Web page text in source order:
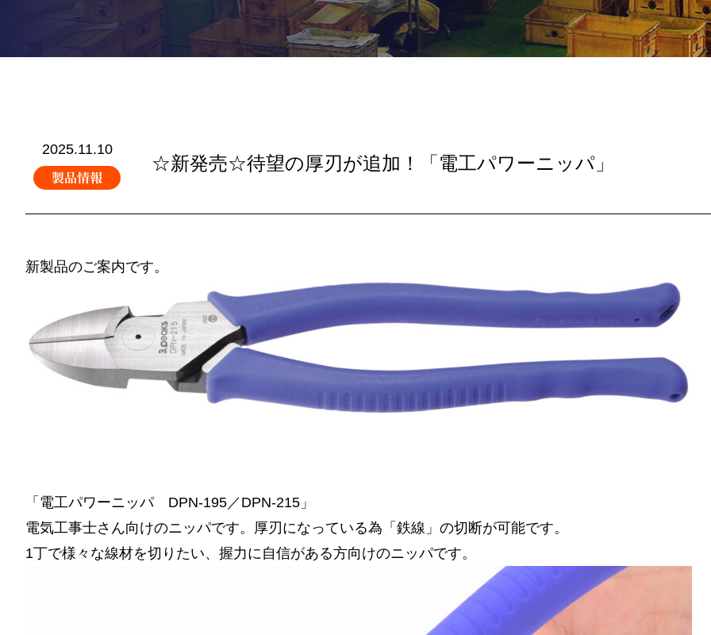
2025.11.10
製品情報
☆新発売☆待望の厚刃が追加！「電工パワーニッパ」
新製品のご案内です。
「電工パワーニッパ DPN-195／DPN-215」
電気工事士さん向けのニッパです。厚刃になっている為「鉄線」の切断が可能です。
1丁で様々な線材を切りたい、握力に自信がある方向けのニッパです。